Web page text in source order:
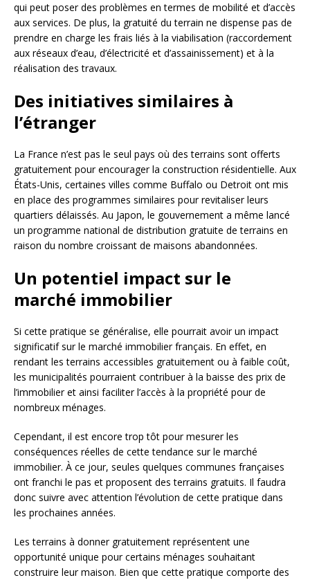
qui peut poser des problèmes en termes de mobilité et d’accès
aux services. De plus, la gratuité du terrain ne dispense pas de
prendre en charge les frais liés à la viabilisation (raccordement
aux réseaux d’eau, d’électricité et d’assainissement) et à la
réalisation des travaux.
Des initiatives similaires à
l’étranger
La France n’est pas le seul pays où des terrains sont offerts
gratuitement pour encourager la construction résidentielle. Aux
États-Unis, certaines villes comme Buffalo ou Detroit ont mis
en place des programmes similaires pour revitaliser leurs
quartiers délaissés. Au Japon, le gouvernement a même lancé
un programme national de distribution gratuite de terrains en
raison du nombre croissant de maisons abandonnées.
Un potentiel impact sur le
marché immobilier
Si cette pratique se généralise, elle pourrait avoir un impact
significatif sur le marché immobilier français. En effet, en
rendant les terrains accessibles gratuitement ou à faible coût,
les municipalités pourraient contribuer à la baisse des prix de
l’immobilier et ainsi faciliter l’accès à la propriété pour de
nombreux ménages.
Cependant, il est encore trop tôt pour mesurer les
conséquences réelles de cette tendance sur le marché
immobilier. À ce jour, seules quelques communes françaises
ont franchi le pas et proposent des terrains gratuits. Il faudra
donc suivre avec attention l’évolution de cette pratique dans
les prochaines années.
Les terrains à donner gratuitement représentent une
opportunité unique pour certains ménages souhaitant
construire leur maison. Bien que cette pratique comporte des